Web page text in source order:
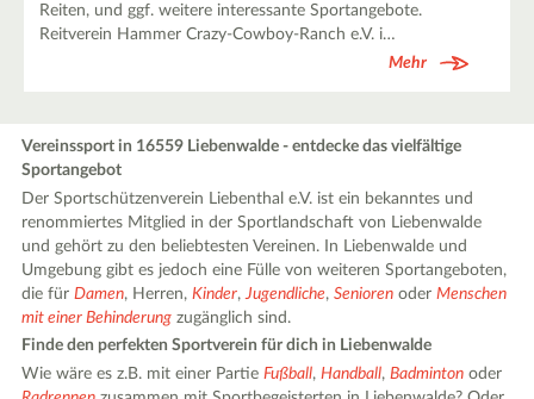
Reiten, und ggf. weitere interessante Sportangebote.
Reitverein Hammer Crazy-Cowboy-Ranch e.V. i…
Mehr
Vereinssport in 16559 Liebenwalde - entdecke das vielfältige
Sportangebot
Der Sportschützenverein Liebenthal e.V. ist ein bekanntes und
renommiertes Mitglied in der Sportlandschaft von Liebenwalde
und gehört zu den beliebtesten Vereinen. In Liebenwalde und
Umgebung gibt es jedoch eine Fülle von weiteren Sportangeboten,
die fürDamen, Herren,Kinder,Jugendliche,Senioren oderMenschen
mit einer Behinderung zugänglich sind.
Finde den perfekten Sportverein für dich in Liebenwalde
Wie wäre es z.B. mit einer PartieFußball,Handball,Badminton oder